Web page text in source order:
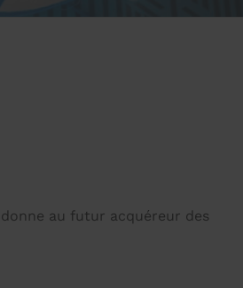
au futur acquéreur des